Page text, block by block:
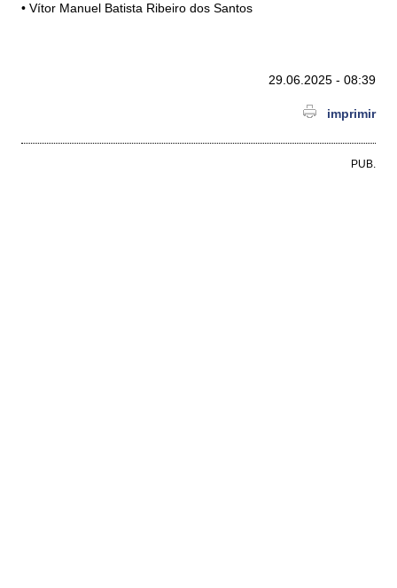
• Vítor Manuel Batista Ribeiro dos Santos
29.06.2025 - 08:39
imprimir
PUB.